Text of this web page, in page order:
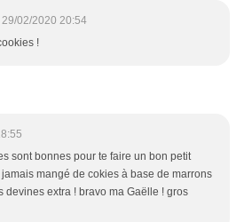
29/02/2020 20:54
!
sont bonnes pour te faire un bon petit
mangé de cokies à base de marrons
devines extra ! bravo ma Gaëlle ! gros